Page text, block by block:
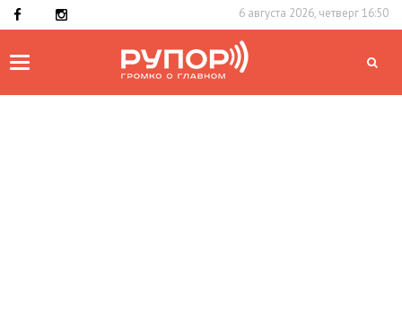
6 августа 2026, четверг 16:50
Toggle